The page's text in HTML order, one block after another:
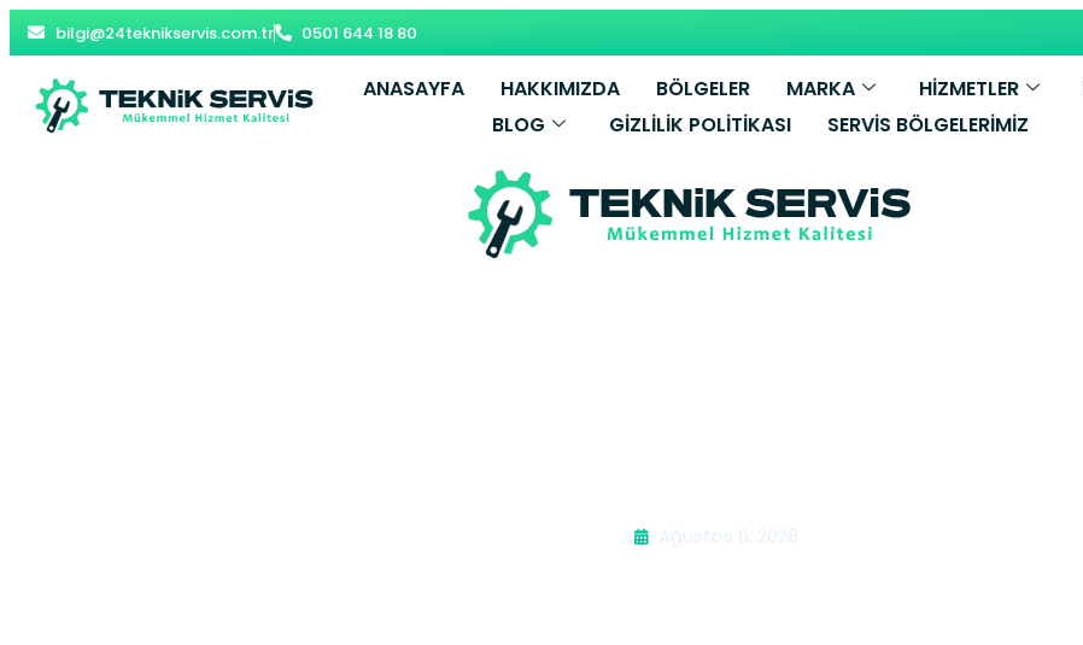
bilgi@24teknikservis.com.tr 0501 644 18 80
ANASAYFA HAKKIMIZDA BÖLGELER MARKA HİZMETLER
BLOG
GIZLILIK POLITIKASI SERVIS BÖLGELERIMIZ
Ağustos 6, 2026